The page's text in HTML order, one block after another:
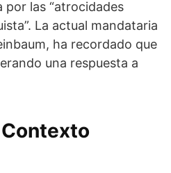
por las “atrocidades
La actual mandataria
ha recordado que
una respuesta a